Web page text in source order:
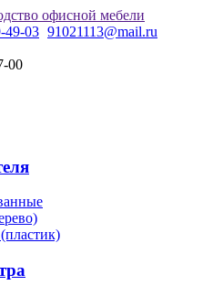
49-03 91021113@mail.ru
00